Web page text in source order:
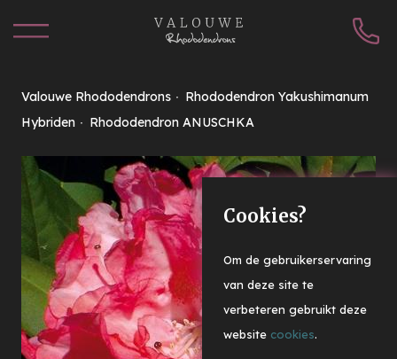
Valouwe Rhododendrons
Rhododendron Yakushimanum
Hybriden
Rhododendron ANUSCHKA
Cookies?
Om de gebruikerservaring
van deze site te
verbeteren gebruikt deze
website cookies.